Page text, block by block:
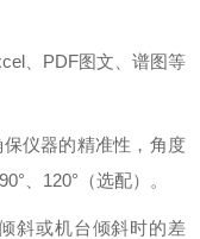
PDF图文、谱图等
仪器的精准性，角度
90°、 120°（选配）。
斜或机台倾斜时的差